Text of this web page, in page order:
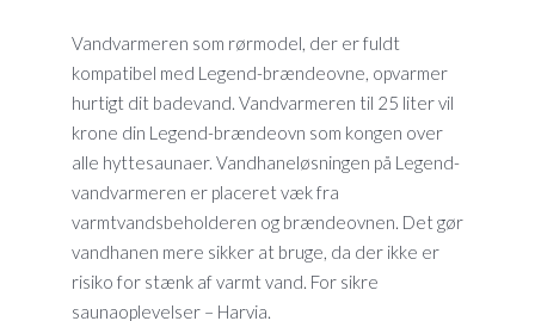
Vandvarmeren som rørmodel, der er fuldt
kompatibel med Legend-brændeovne, opvarmer
hurtigt dit badevand. Vandvarmeren til 25 liter vil
krone din Legend-brændeovn som kongen over
alle hyttesaunaer. Vandhaneløsningen på Legend-
vandvarmeren er placeret væk fra
varmtvandsbeholderen og brændeovnen. Det gør
vandhanen mere sikker at bruge, da der ikke er
risiko for stænk af varmt vand. For sikre
saunaoplevelser – Harvia.